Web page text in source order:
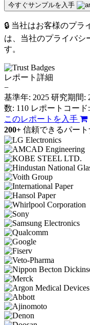
今すぐサンプルを入手
🔒 当社はお客様のプ
は、当社のプライバシ
す。
レポート詳細
−
基準年: 2025 研究期間:
数: 110 レポートコード
このレポートを入手
200+ 信頼できるパート